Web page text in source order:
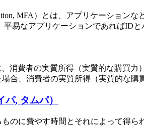
MFA）とは、アプリケーション
平易なアプリケーションであればID
、消費者の実質所得（実質的な購買
場合、消費者の実質所得（実質的な
, タムパ）
のに費やす時間とそれによって得